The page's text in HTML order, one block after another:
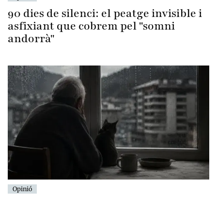
90 dies de silenci: el peatge invisible i
asfixiant que cobrem pel "somni
andorrà"
Opinió